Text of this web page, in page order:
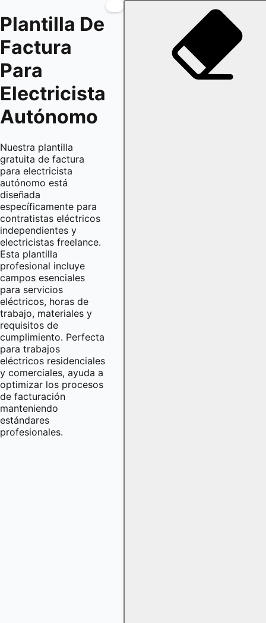
Plantilla De
Factura
Para
Electricista
Autónomo
Nuestra plantilla
gratuita de factura
para electricista
autónomo está
diseñada
específicamente para
contratistas eléctricos
independientes y
electricistas freelance.
Esta plantilla
profesional incluye
campos esenciales
para servicios
eléctricos, horas de
trabajo, materiales y
requisitos de
cumplimiento. Perfecta
para trabajos
eléctricos residenciales
y comerciales, ayuda a
optimizar los procesos
de facturación
manteniendo
estándares
profesionales.